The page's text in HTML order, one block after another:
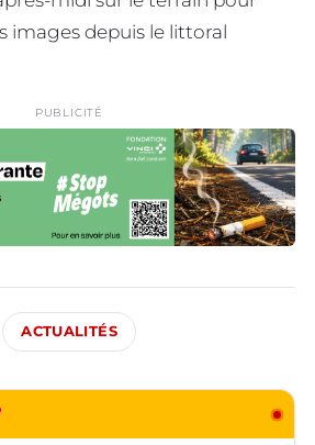
images depuis le littoral
PUBLICITÉ
ACTUALITÉS